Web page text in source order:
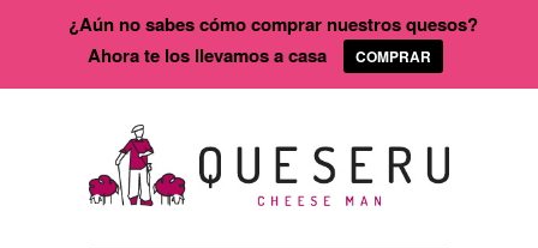
¿Aún no sabes cómo comprar nuestros quesos?
Ahora te los llevamos a casa
COMPRAR